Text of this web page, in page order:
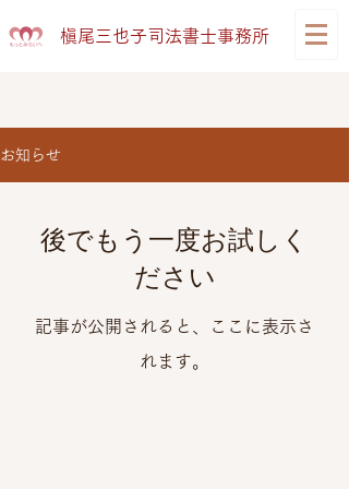
​槇尾三也子司法書士事務所
お知らせ
後でもう一度お試しく
ださい
記事が公開されると、ここに表示さ
れます。